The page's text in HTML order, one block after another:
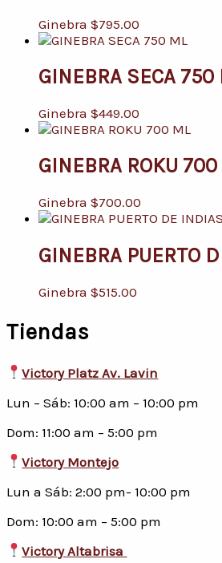
Ginebra $795.00
GINEBRA SECA 750
Ginebra $449.00
GINEBRA ROKU
Ginebra $700.00
GINEBRA PUERTO
Ginebra $515.00
Tiendas
Victory Platz Av. Lavin
Lun – Sáb: 10:00 am – 10:00 pm
Dom: 11:00 am – 5:00 pm
Victory Montejo
Lun a Sáb: 2:00 pm- 10:00 pm
Dom: 10:00 am – 5:00 pm
Victory Altabrisa